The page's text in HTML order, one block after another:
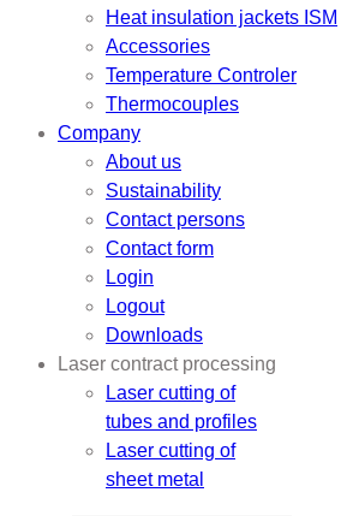
Heat insulation jackets ISM
Accessories
Temperature Controler
Thermocouples
Company
About us
Sustainability
Contact persons
Contact form
Login
Logout
Downloads
Laser contract processing
Laser cutting of
tubes and profiles
Laser cutting of
sheet metal